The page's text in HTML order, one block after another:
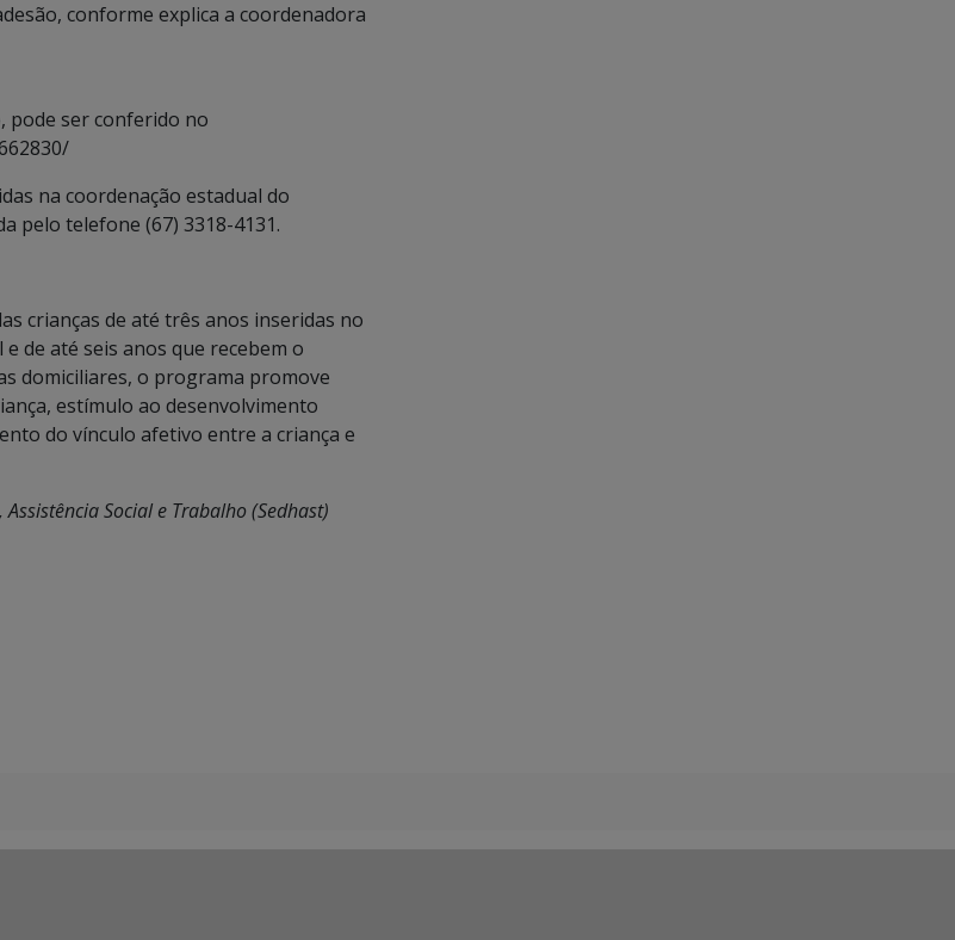
conforme explica a coordenadora
pode ser conferido no
na coordenação estadual do
pelo telefone (67) 3318-4131.
crianças de até três anos inseridas no
de até seis anos que recebem o
domiciliares, o programa promove
estímulo ao desenvolvimento
do vínculo afetivo entre a criança e
Social e Trabalho (Sedhast)